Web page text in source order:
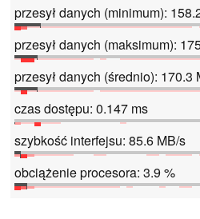
przesył danych (minimum):
przesył danych (maksimum):
przesył danych (średnio): 170.3
czas dostępu: 0.147 ms
szybkość interfejsu: 85.6 MB/s
obciążenie procesora: 3.9 %